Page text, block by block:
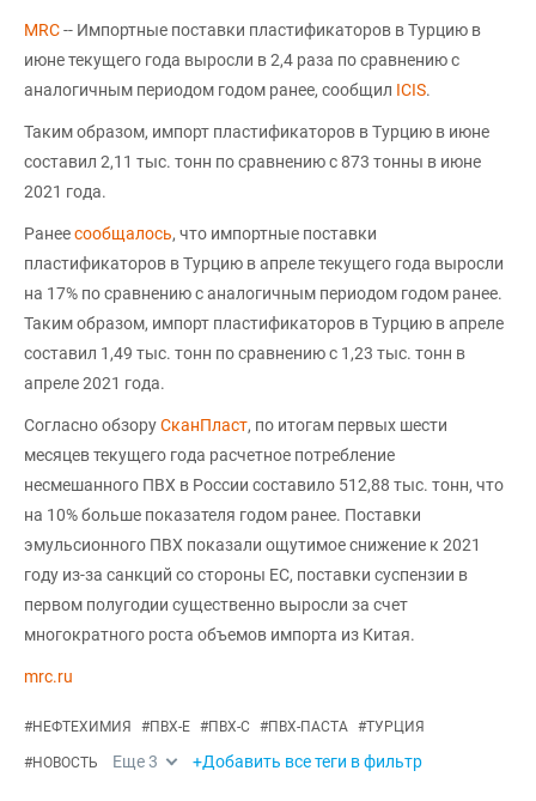
MRC-- Импортные поставки пластификаторов в Турцию в
июне текущего года выросли в 2,4 раза по сравнению с
аналогичным периодом годом ранее, сообщил ICIS.
Таким образом, импорт пластификаторов в Турцию в июне
составил 2,11 тыс. тонн по сравнению с 873 тонны в июне
2021 года.
Ранеесообщалось, что импортные поставки
пластификаторов в Турцию в апреле текущего года выросли
на 17% по сравнению с аналогичным периодом годом ранее.
Таким образом, импорт пластификаторов в Турцию в апреле
составил 1,49 тыс. тонн по сравнению с 1,23 тыс. тонн в
апреле 2021 года.
Согласно обзоруСканПласт, по итогам первых шести
месяцев текущего года расчетное потребление
несмешанного ПВХ в России составило 512,88 тыс. тонн, что
на 10% больше показателя годом ранее. Поставки
эмульсионного ПВХ показали ощутимое снижение к 2021
году из-за санкций со стороны ЕС, поставки суспензии в
первом полугодии существенно выросли за счет
многократного роста объемов импорта из Китая.
mrc.ru
#НЕФТЕХИМИЯ #ПВХ-Е #ПВХ-С #ПВХ-ПАСТА #ТУРЦИЯ
#НОВОСТЬ Еще3 +Добавить все теги в фильтр